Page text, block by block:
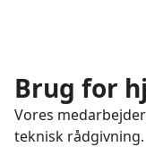
Brug for
Vores
teknisk rådgivning.